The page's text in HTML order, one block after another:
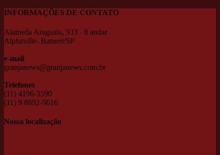
INFORMAÇÕES DE CONTATO
Alameda Araguaia, 933 - 8 andar
Alphaville- Barueri/SP
e-mail
granjanews@granjanews.com.br
Telefones
(11) 4196-3590
(11) 9 8692-9616
Nossa localização